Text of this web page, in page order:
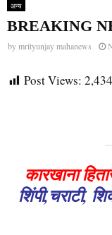
अन्य
BREAKING
by mrityunjay mahanews
Post Views: 2,434
कारखाना
शिंपी,चराटी,